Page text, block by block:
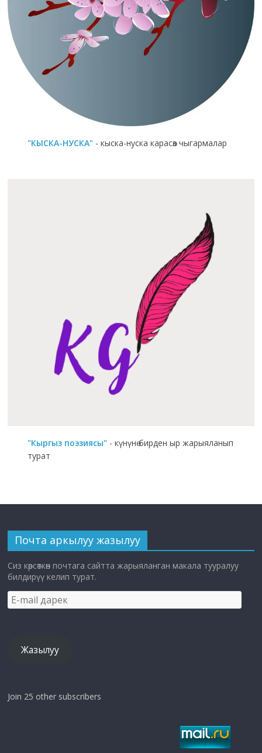
"КЫСКА-НУСКА" - кыска-нуска карасөз чыгармалар
"Кыргыз поэзиясы" - күнүнө бирден ыр жарыяланып
турат
Почта аркылуу жазылуу
Сиз көрсөткөн почтага сайтта жарыяланган макала тууралуу
билдирүү келип турат.
E-
mail
Жазылуу
Join 25 other subscribers